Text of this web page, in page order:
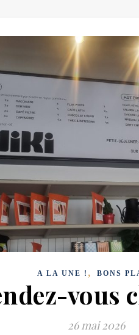
A LA UNE ! , BONS
vous
26 mai 2026